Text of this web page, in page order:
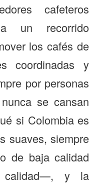
cafeteros
un recorrido
los cafés de
coordinadas y
por personas
se cansan
si Colombia es
suaves, siempre
de baja calidad
y la